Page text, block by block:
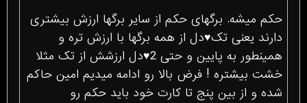
حکم میشه. برگهای حکم از سایر برگها ارزش بیشتری
دارند یعنی تک♥دل از همه برگها با ارزش تره و
همینطور به پایین و حتی 2♥دل ارزشش از تک مثلا
خشت بیشتره ! فرض بالا رو ادامه میدیم امین حاکم
شده و از بین پنج تا کارت خود باید حکم رو